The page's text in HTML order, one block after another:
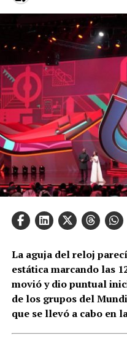
La aguja del reloj
estática marcando las
movió y dio puntual
de los grupos del
que se llevó a cabo en